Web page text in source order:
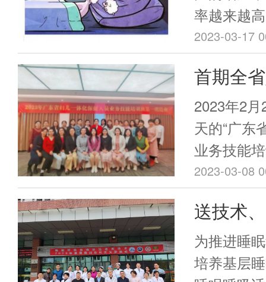
义诊
率越来越
睡不醒，
要睡眠问
相关健康
量关乎人
眠质量可
病。如何
卫生，识
应具备的
是自己的
睡眠健康。
2023-03-17
首期全
员业务
2023年2
天的“广东
业务技能
培训由我
（以下简
市妇女儿
儿童保健
践相结合
2023-03-08
送技术
睡眠障
层
为推进睡
培养基层